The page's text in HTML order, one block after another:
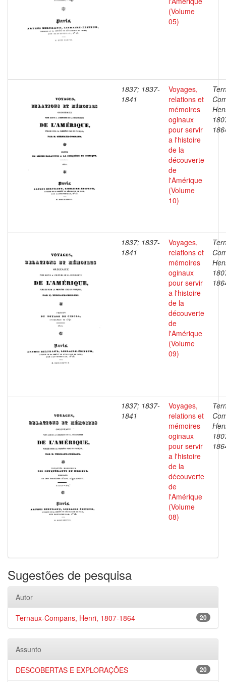
(Volume
05)
1837; 1837-
1841
Voyages,
relations et
mémoires
oginaux
pour servir
a l'histoire
de la
découverte
de
l'Amérique
(Volume
10)
1837; 1837-
1841
Voyages,
relations et
mémoires
oginaux
pour servir
a l'histoire
de la
découverte
de
l'Amérique
(Volume
09)
1837; 1837-
1841
Voyages,
relations et
mémoires
oginaux
pour servir
a l'histoire
de la
découverte
de
l'Amérique
(Volume
08)
Sugestões de pesquisa
Autor
20
Ternaux-Compans, Henri, 1807-1864
Assunto
20
DESCOBERTAS E EXPLORAÇÕES